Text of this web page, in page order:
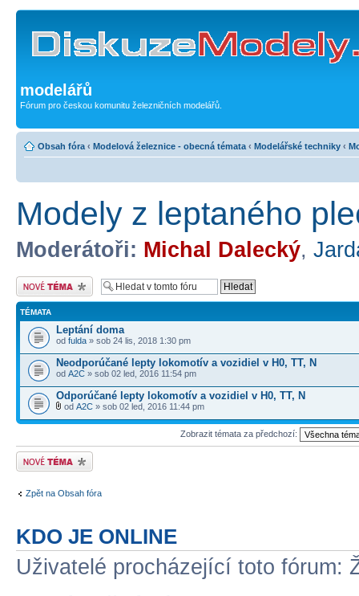
modelářů
Fórum pro českou komunitu železničních modelářů.
Obsah fóra ‹ Modelová železnice - obecná témata ‹ Modelářské techniky ‹
Modely z leptaného
Moderátoři: Michal Dalecký,
Odeslat nové téma
TÉMATA
Leptání doma
od fulda » sob 24 lis, 2018 1:30 pm
Neodporúčané lepty lokomotív a vozidiel v H0, TT, N
od A2C » sob 02 led, 2016 11:54 pm
Odporúčané lepty lokomotív a vozidiel v H0, TT, N
od A2C » sob 02 led, 2016 11:44 pm
Zobrazit témata za předchozí:
Odeslat nové téma
Zpět na Obsah fóra
KDO JE ONLINE
Uživatelé procházející toto fórum: